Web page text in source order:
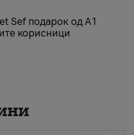
Sеf подарок од А1
корисници